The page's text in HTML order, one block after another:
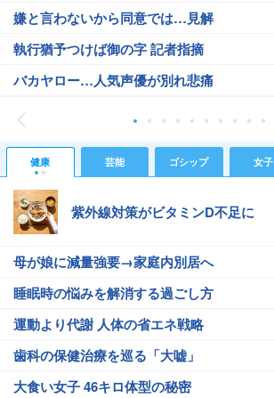
嫌と言わないから同意では…見解
執行猶予つけば御の字 記者指摘
バカヤロー…人気声優が別れ悲痛
健康 芸能 ゴシップ 女子
紫外線対策がビタミンD不足に
母が娘に減量強要→家庭内別居へ
睡眠時の悩みを解消する過ごし方
運動より代謝 人体の省エネ戦略
歯科の保健治療を巡る「大嘘」
大食い女子 46キロ体型の秘密